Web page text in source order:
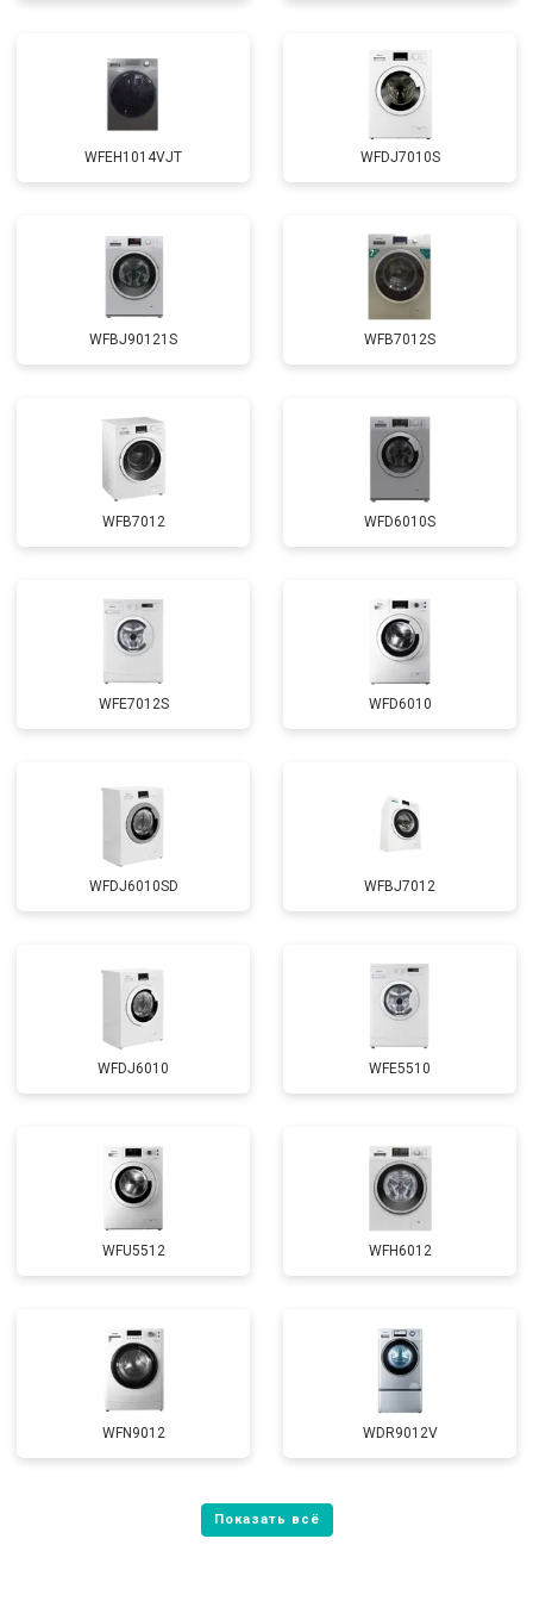
Замена подшипников от 2800 ₽ Заказать
Замена мотора от 3800 ₽ Заказать
от 2200 ₽ Заказать
Замена ТЭН от 2300 ₽ Заказать
Замена блока управления от 3600 ₽ Заказать
Замена прессостата от 3350 ₽ Заказать
Замена сливного насоса от 3450 ₽
Замена сливного шланга от 2100 ₽ Заказать
Замена УБЛ от 2100 ₽ Заказать
Замена приводного ремня от 2550 ₽ Заказать
WFEH1014VJT WFDJ7010S
WFBJ90121S WFB7012S
WFB7012 WFD6010S
WFE7012S WFD6010
WFDJ6010SD WFBJ7012
WFDJ6010 WFE5510
WFU5512 WFH6012
WFN9012 WDR9012V